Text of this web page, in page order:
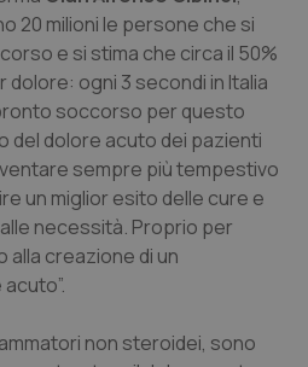
urogenitali
20 milioni le persone che si
e si stima che circa il 50%
ogni 3 secondi in Italia
soccorso per questo
del dolore acuto dei pazienti
sempre più tempestivo
un miglior esito delle cure e
necessità. Proprio per
creazione di un
non steroidei, sono